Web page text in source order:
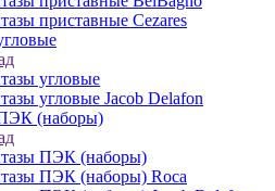
приставные Cezares
угловые
угловые Jacob Delafon
(наборы)
ПЭК (наборы)
ПЭК (наборы) Roca